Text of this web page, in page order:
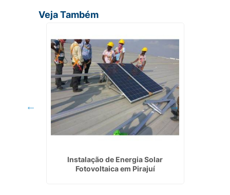
Veja Também
Instalação de Energia Solar
Fotovoltaica em Pirajuí